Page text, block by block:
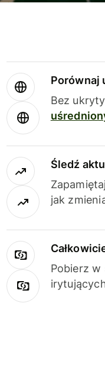
Porównaj
Bez
Śledź
jak
Pobierz w